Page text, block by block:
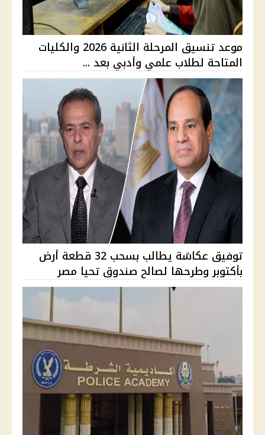
موعد تنسيق المرحلة الثانية 2026 والكليات
المتاحة لطلاب علمي وأدبي بعد ...
توفيق عكاشة يطالب بسحب 32 قطعة أرض
بأكتوبر وطرحها لصالح صندوق تحيا مصر